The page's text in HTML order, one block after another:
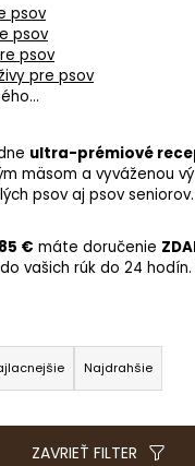
psov
psov
psov
pre psov
ultra-prémiové
mäsom a vyváženou
psov aj psov seniorov.
€ máte doručenie
vašich rúk do 24 hodín.
Najdrahšie
ZAVRIEŤ FILTER